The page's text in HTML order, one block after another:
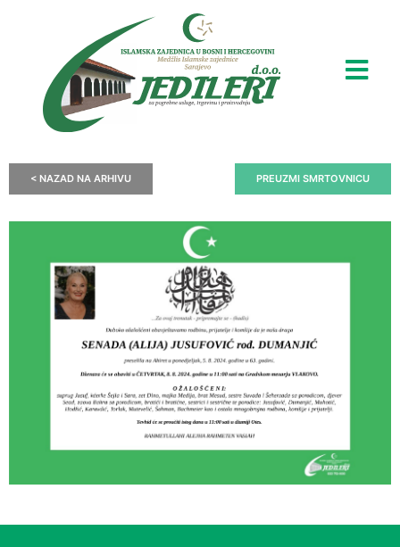
< NAZAD NA ARHIVU PREUZMI SMRTOVNICU